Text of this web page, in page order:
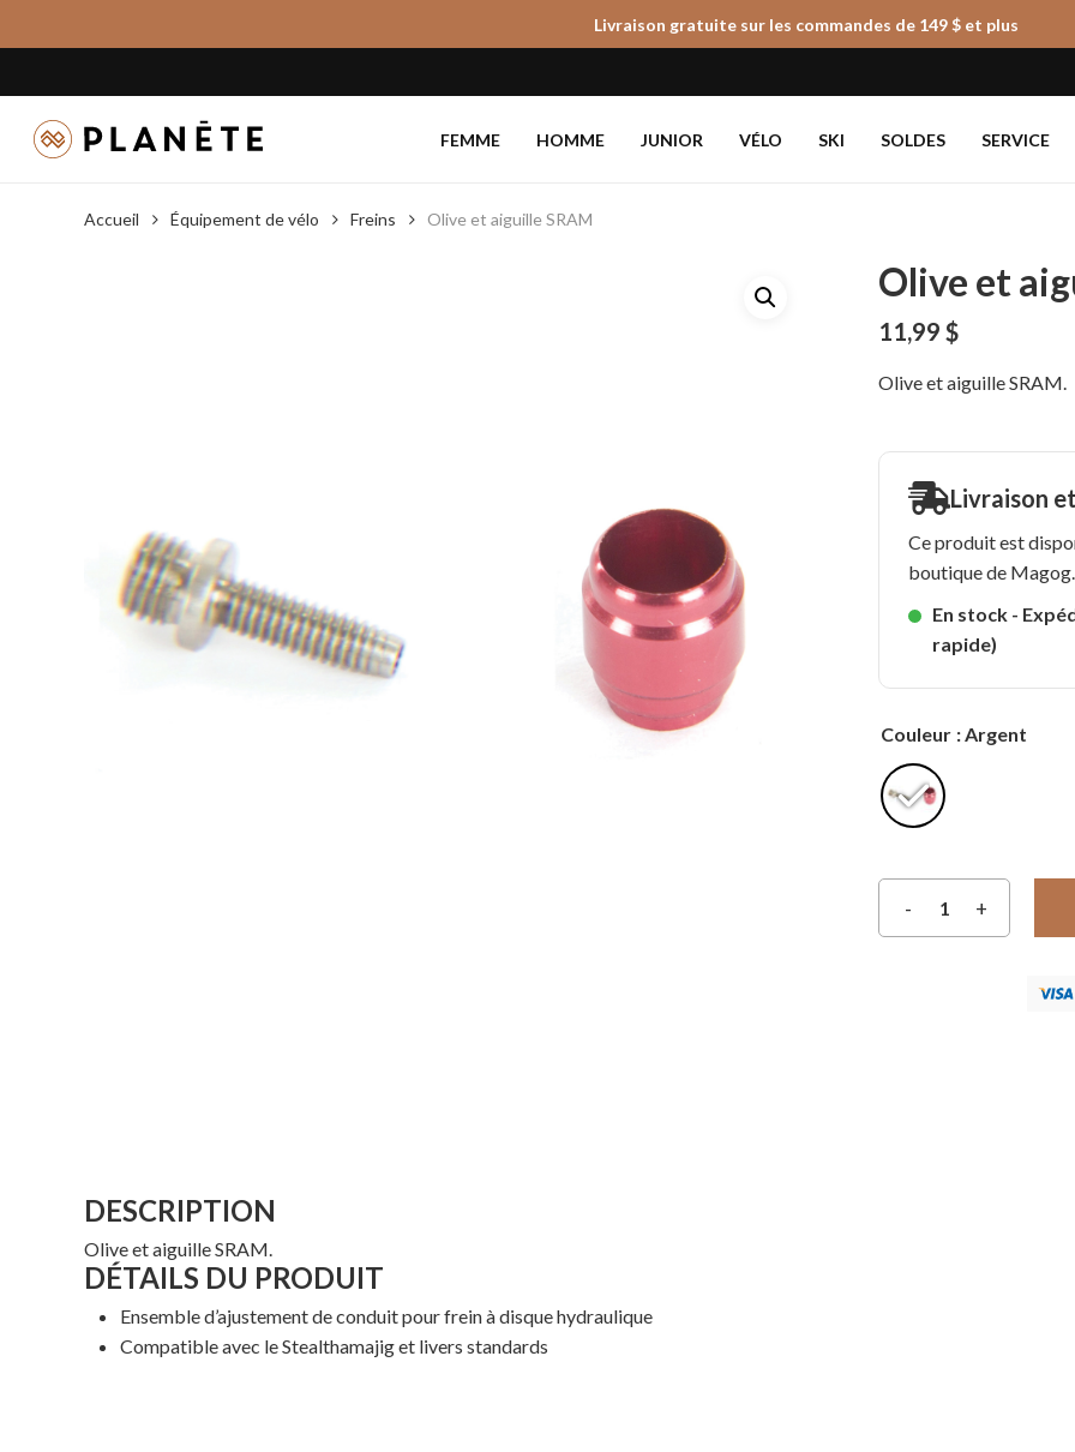
to
content
Livraison gratuite sur les commandes de 149 $ et plus
FEMME HOMME JUNIOR VÉLO SKI SOLDES SERVICE
Accueil Équipement de vélo Freins Olive et aiguille SRAM
Olive et
11,99$
Olive et aiguille SRAM.
Livraison
Ce produit est
boutique de Magog.
En stock -
rapide)
Couleur : Argent
DESCRIPTION
Olive et aiguille SRAM.
DÉTAILS DU PRODUIT
Ensemble d’ajustement de conduit pour frein à disque hydraulique
Compatible avec le Stealthamajig et livers standards